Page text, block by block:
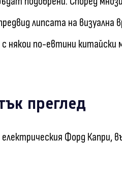
липсата на визуална
някои по-евтини китайски
преглед
Форд Капри,